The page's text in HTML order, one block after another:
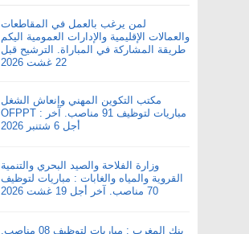
لمن يرغب بالعمل في المقاطعات
والعمالات الإقليمية والإدارات العمومية اليكم
طريقة المشاركة في المباراة. الترشيح قبل
22 غشت 2026
مكتب التكوين المهني وإنعاش الشغل
OFPPT : مباريات لتوظيف 91 مناصب. آخر
أجل 6 شتنبر 2026
وزارة الفلاحة والصيد البحري والتنمية
القروية والمياه والغابات : مباريات لتوظيف
70 مناصب. آخر أجل 19 غشت 2026
بنك المغرب : مباريات لتوظيف 08 مناصب.